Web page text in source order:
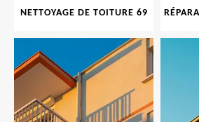
NETTOYAGE DE TOITURE 69